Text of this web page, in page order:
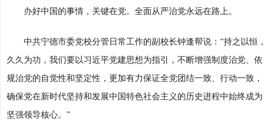
办好中国的事情，关键在党。全面从严治党永远在路上。
中共宁德市委党校分管日常工作的副校长钟逢帮说：“持之以恒，
久久为功，我们要以习近平党建思想为指引，不断增强制度治党、依
规治党的自觉性和坚定性，更加有力保证全党团结一致、行动一致，
确保党在新时代坚持和发展中国特色社会主义的历史进程中始终成为
坚强领导核心。”